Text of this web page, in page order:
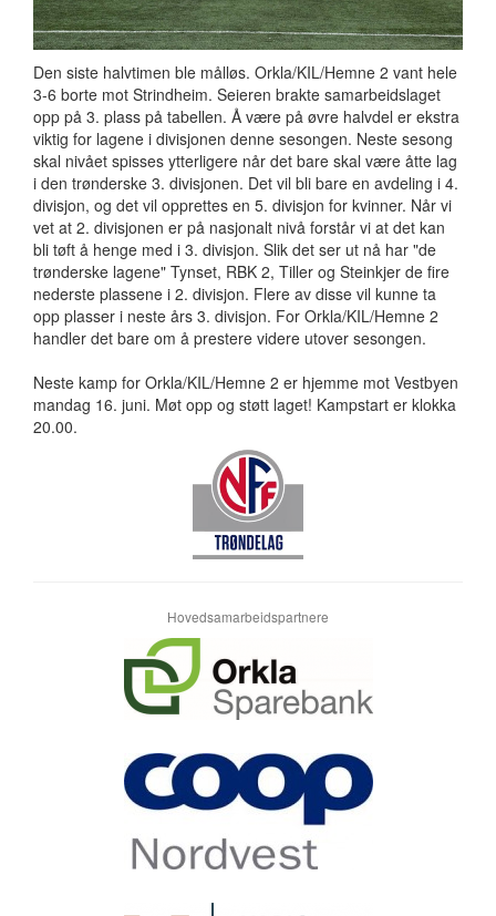
Den siste halvtimen ble målløs. Orkla/KIL/Hemne 2 vant hele
3-6 borte mot Strindheim. Seieren brakte samarbeidslaget
opp på 3. plass på tabellen. Å være på øvre halvdel er ekstra
viktig for lagene i divisjonen denne sesongen. Neste sesong
skal nivået spisses ytterligere når det bare skal være åtte lag
i den trønderske 3. divisjonen. Det vil bli bare en avdeling i 4.
divisjon, og det vil opprettes en 5. divisjon for kvinner. Når vi
vet at 2. divisjonen er på nasjonalt nivå forstår vi at det kan
bli tøft å henge med i 3. divisjon. Slik det ser ut nå har "de
trønderske lagene" Tynset, RBK 2, Tiller og Steinkjer de fire
nederste plassene i 2. divisjon. Flere av disse vil kunne ta
opp plasser i neste års 3. divisjon. For Orkla/KIL/Hemne 2
handler det bare om å prestere videre utover sesongen.
Neste kamp for Orkla/KIL/Hemne 2 er hjemme mot Vestbyen
mandag 16. juni. Møt opp og støtt laget! Kampstart er klokka
20.00.
Hovedsamarbeidspartnere